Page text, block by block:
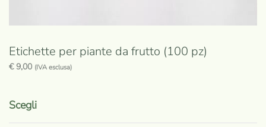
Etichette per piante da frutto (100 pz)
€9,00 (IVA esclusa)
Scegliprodotto